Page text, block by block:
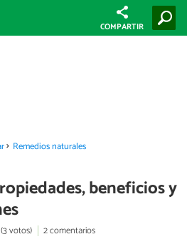
COMPARTIR
Remedios naturales
beneficios y
votos)
2 comentarios